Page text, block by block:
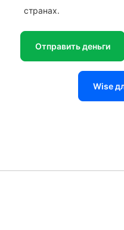
странах.
Отправить деньги
Wise